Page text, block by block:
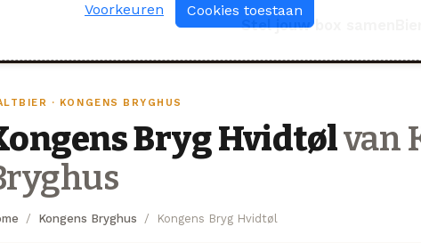
Stel jouw box samen
· KONGENS BRYGHUS
Bryg Hvidtølvan
Kongens Bryghus Kongens Bryg Hvidtøl
Voorkeuren Cookies toestaan